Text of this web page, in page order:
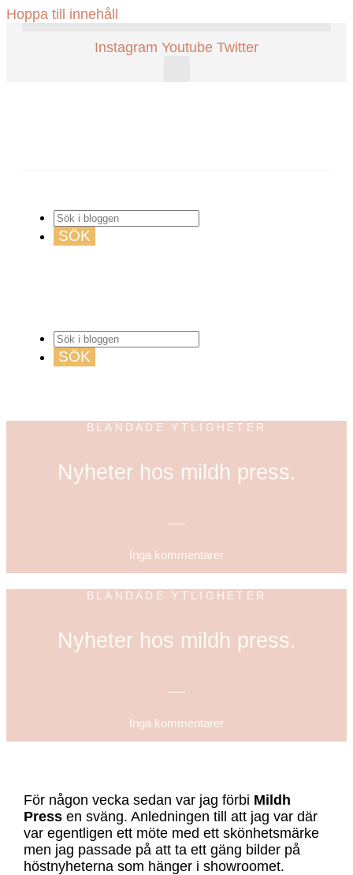
Hoppa till innehåll
Instagram Youtube Twitter
BLANDADE YTLIGHETER
Nyheter hos mildh press.
Inga kommentarer
BLANDADE YTLIGHETER
Nyheter hos mildh press.
Inga kommentarer
För någon vecka sedan var jag förbi Mildh
Pressen sväng. Anledningen till att jag var där
var egentligen ett möte med ett skönhetsmärke
men jag passade på att ta ett gäng bilder på
höstnyheterna som hänger i showroomet.